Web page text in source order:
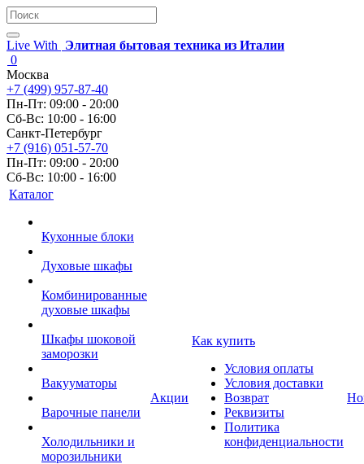
Live With
Элитная бытовая техника из Италии
0
Москва
+7 (499) 957-87-40
Пн-Пт: 09:00 - 20:00
Сб-Вс: 10:00 - 16:00
Санкт-Петербург
+7 (916) 051-57-70
Пн-Пт: 09:00 - 20:00
Сб-Вс: 10:00 - 16:00
Каталог
Кухонные блоки
Духовые шкафы
Комбинированные
духовые шкафы
Шкафы шоковой
заморозки
Вакууматоры
Варочные панели
Холодильники и
морозильники
Акции
Как купить
Условия оплаты
Условия доставки
Возврат
Реквизиты
Политика
конфиденциальности